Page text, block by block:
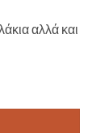
αλλά και